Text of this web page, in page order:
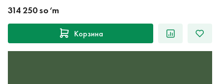
314 250 so‘m
Корзина